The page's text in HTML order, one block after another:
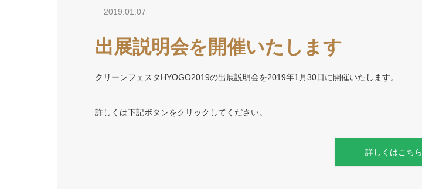
2019.01.07
出展説明会を開催いたします
クリーンフェスタHYOGO2019の出展説明会を2019年1月30日に開催いたします。
詳しくは下記ボタンをクリックしてください。
詳しくはこちら